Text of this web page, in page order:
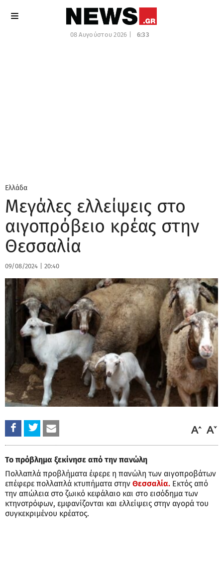
08 Αυγούστου 2026 | 6:33
Ελλάδα
Μεγάλες ελλείψεις στο
αιγοπρόβειο κρέας στην
Θεσσαλία
09/08/2024 20:40
Το πρόβλημα ξεκίνησε από την πανώλη
Πολλαπλά προβλήματα έφερε η πανώλη των αιγοπροβάτων
επέφερε πολλαπλά κτυπήματα στην Θεσσαλία. Εκτός από
την απώλεια στο ζωικό κεφάλαιο και στο εισόδημα των
κτηνοτρόφων, εμφανίζονται και ελλείψεις στην αγορά του
συγκεκριμένου κρέατος.